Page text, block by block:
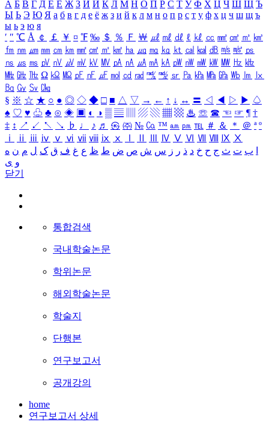
А Б В Г Д Е Ё Ж З И Й К Л М Н О П Р С Т У Ф Х Ц Ч Ш Щ Ъ
Ы Ь Э Ю Я а б в г д е ё ж з и й к л м н о п р с т у ф х ц ч ш щ ъ
ы ь э ю я
′ ″ ℃ Å ￠ ￡ ￥ ¤ ℉ ‰ ＄ ％ Ｆ ￦ ㎕ ㎖ ㎗ ℓ ㎘ ㏄ ㎣ ㎤ ㎥ ㎦
㎙ ㎚ ㎛ ㎜ ㎝ ㎞ ㎟ ㎠ ㎡ ㎢ ㏊ ㎍ ㎎ ㎏ ㏏ ㎈ ㎉ ㏈ ㎧ ㎨ ㎰
㎱ ㎲ ㎳ ㎴ ㎵ ㎶ ㎷ ㎸ ㎹ ㎀ ㎁ ㎂ ㎃ ㎄ ㎺ ㎻ ㎽ ㎾ ㎿ ㎐ ㎑
㎒ ㎓ ㎔ Ω ㏀ ㏁ ㎊ ㎋ ㎌ ㏖ ㏅ ㎭ ㎮ ㎯ ㏛ ㎩ ㎪ ㎫ ㎬ ㏝ ㏐
㏓
㏃ ㏉ ㏜ ㏆
§ ※ ☆ ★ ○ ● ◎ ◇ ◆ □ ■ △ ▽ → ← ↑ ↓ ↔ 〓 ◁ ◀ ▷ ▶ ♤
♠ ♡ ♥ ♧ ♣ ⊙ ◈ ▣ ◐ ◑ ▒ ▤ ▨ ▧ ▦ ▩ ♨ ☏ ☎ ☜ ☞ ¶ †
‡ ↕ ↗ ↙ ↖ ↘ ♭ ♩ ♪ ♬ ㉿ ㈜ № ㏇ ™ ㏂ ㏘ ℡ ＃ ＆ ＊ ＠ ª º
ⅰ
ⅱ ⅲ ⅳ ⅴ ⅵ ⅶ ⅷ ⅸ ⅹ Ⅳ Ⅴ Ⅵ Ⅶ Ⅷ Ⅸ Ⅹ
ب ت ث ج ح خ د ذ ر ز س ش ص ض ط ظ ع غ ف ق ک ل م ن ه
و ی
닫기
통합검색
국내학술논문
학위논문
해외학술논문
학술지
단행본
연구보고서
공개강의
home
연구보고서 상세